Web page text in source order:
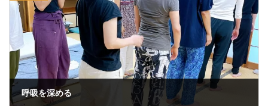
呼吸を深める